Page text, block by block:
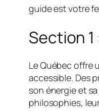
guide est votre
Section
Le Québec offre
accessible. Des
son énergie et
philosophies,